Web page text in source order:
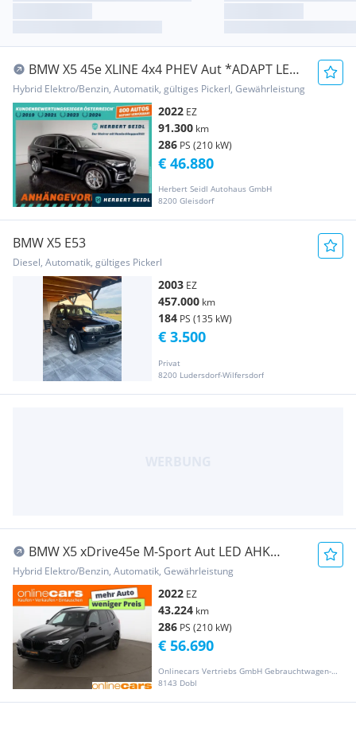
BMW X5 45e XLINE 4x4 PHEV Aut *ADAPT LED /
NAVI / L...
Hybrid Elektro/Benzin, Automatik, gültiges Pickerl, Gewährleistung
2022 EZ
91.300 km
286 PS (210 kW)
Herbert Seidl Autohaus GmbH
8200 Gleisdorf
€ 46.880
BMW X5 E53
Diesel, Automatik, gültiges Pickerl
2003 EZ
457.000 km
184 PS (135 kW)
Privat
8200 Ludersdorf-Wilfersdorf
€ 3.500
BMW X5 xDrive45e M-Sport Aut LED AHK
RADAR LEDER NAV
Hybrid Elektro/Benzin, Automatik, Gewährleistung
2022 EZ
43.224 km
286 PS (210 kW)
Onlinecars Vertriebs GmbH Gebrauchtwagen-Outlet  Werkstätte  Spenglerei  Lackiererei
8143 Dobl
€ 56.690